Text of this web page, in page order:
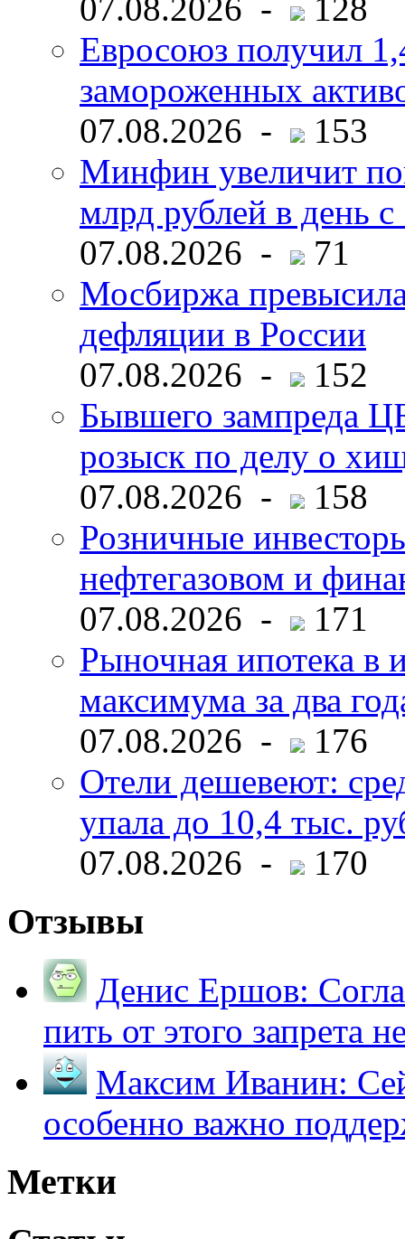
07.08.2026 -
128
Евросоюз получил
замороженных
07.08.2026 -
153
Минфин увеличит
млрд рублей в день с
07.08.2026 -
71
Мосбиржа
дефляции в России
07.08.2026 -
152
Бывшего зампреда
розыск по делу о
07.08.2026 -
158
Розничные
нефтегазовом и
07.08.2026 -
171
Рыночная ипотека в
максимума за два
07.08.2026 -
176
Отели дешевеют:
упала до 10,4 тыс.
07.08.2026 -
170
Отзывы
Денис Ершов:
пить от этого запрета
Максим Иванин:
особенно важно
Метки